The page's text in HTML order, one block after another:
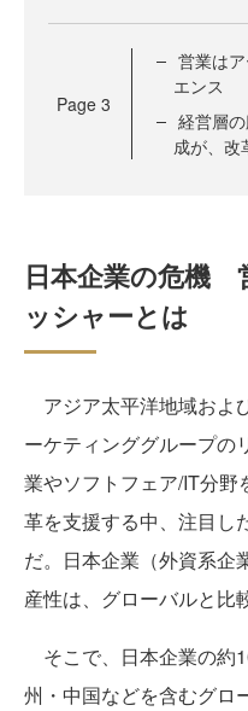
Page 3
営業は
エンス
経営層
成が、改
日本企業の危機
ッシャーとは
アジア太平洋地域およ
ーケティンググループの
業やソフトフェア/IT分野
革を支援する中、注目し
だ。日本企業（外資系企
産性は、グローバルと比
そこで、日本企業の約
州・中国などを含むグロ